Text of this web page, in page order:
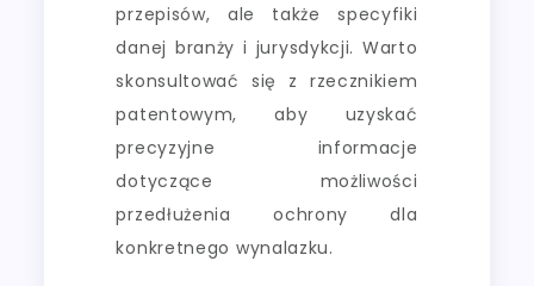
przepisów, ale także specyfiki
danej branży i jurysdykcji. Warto
skonsultować się z rzecznikiem
patentowym, aby uzyskać
precyzyjne informacje
dotyczące możliwości
przedłużenia ochrony dla
konkretnego wynalazku.